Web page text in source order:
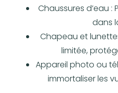
Chaussures d’eau
dans
Chapeau et
limitée,
Appareil photo ou
immortaliser les